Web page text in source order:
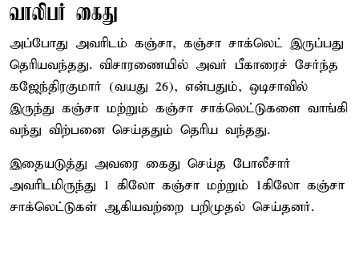
வாலிபர் கைது
அப்போது அவரிடம் கஞ்சா, கஞ்சா சாக்லெட் இருப்பது
தெரியவந்தது. விசாரணையில் அவர் பீகாரைச் சேர்ந்த
கஜேந்திரகுமார் (வயது 26), என்பதும், ஒடிசாவில்
இருந்து கஞ்சா மற்றும் கஞ்சா சாக்லெட்டுகளை வாங்கி
வந்து விற்பனை செய்ததும் தெரிய வந்தது.
இதையடுத்து அவரை கைது செய்த போலீசார்
அவரிடமிருந்து 1 கிலோ கஞ்சா மற்றும் 1கிலோ கஞ்சா
சாக்லெட்டுகள் ஆகியவற்றை பறிமுதல் செய்தனர்.